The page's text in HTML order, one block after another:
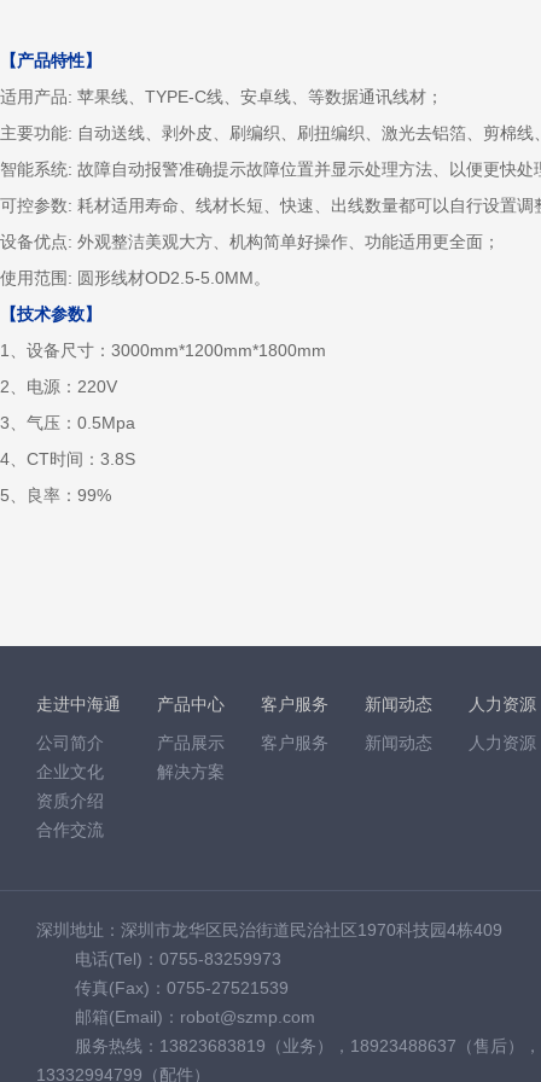
【产品特性】
适用产品: 苹果线、TYPE-C线、安卓线、等数据通讯线材；
主要功能: 自动送线、剥外皮、刷编织、刷扭编织、激光去铝箔、剪棉线
智能系统: 故障自动报警准确提示故障位置并显示处理方法、以便更快处
可控参数: 耗材适用寿命、线材长短、快速、出线数量都可以自行设置调
设备优点: 外观整洁美观大方、机构简单好操作、功能适用更全面；
使用范围: 圆形线材OD2.5-5.0MM。
【技术参数】
1、设备尺寸：3000mm*1200mm*1800mm
2、电源：220V
3、气压：0.5Mpa
4、CT时间：3.8S
5、良率：99%
走进中海通
公司简介
企业文化
资质介绍
合作交流
产品中心
产品展示
解决方案
客户服务
客户服务
新闻动态
新闻动态
人力资源
人力资源
深圳地址：深圳市龙华区民治街道民治社区1970科技园4栋409
电话(Tel)：0755-83259973
传真(Fax)：0755-27521539
邮箱(Email)：robot@szmp.com
服务热线：13823683819（业务），18923488637（售后），
13332994799（配件）